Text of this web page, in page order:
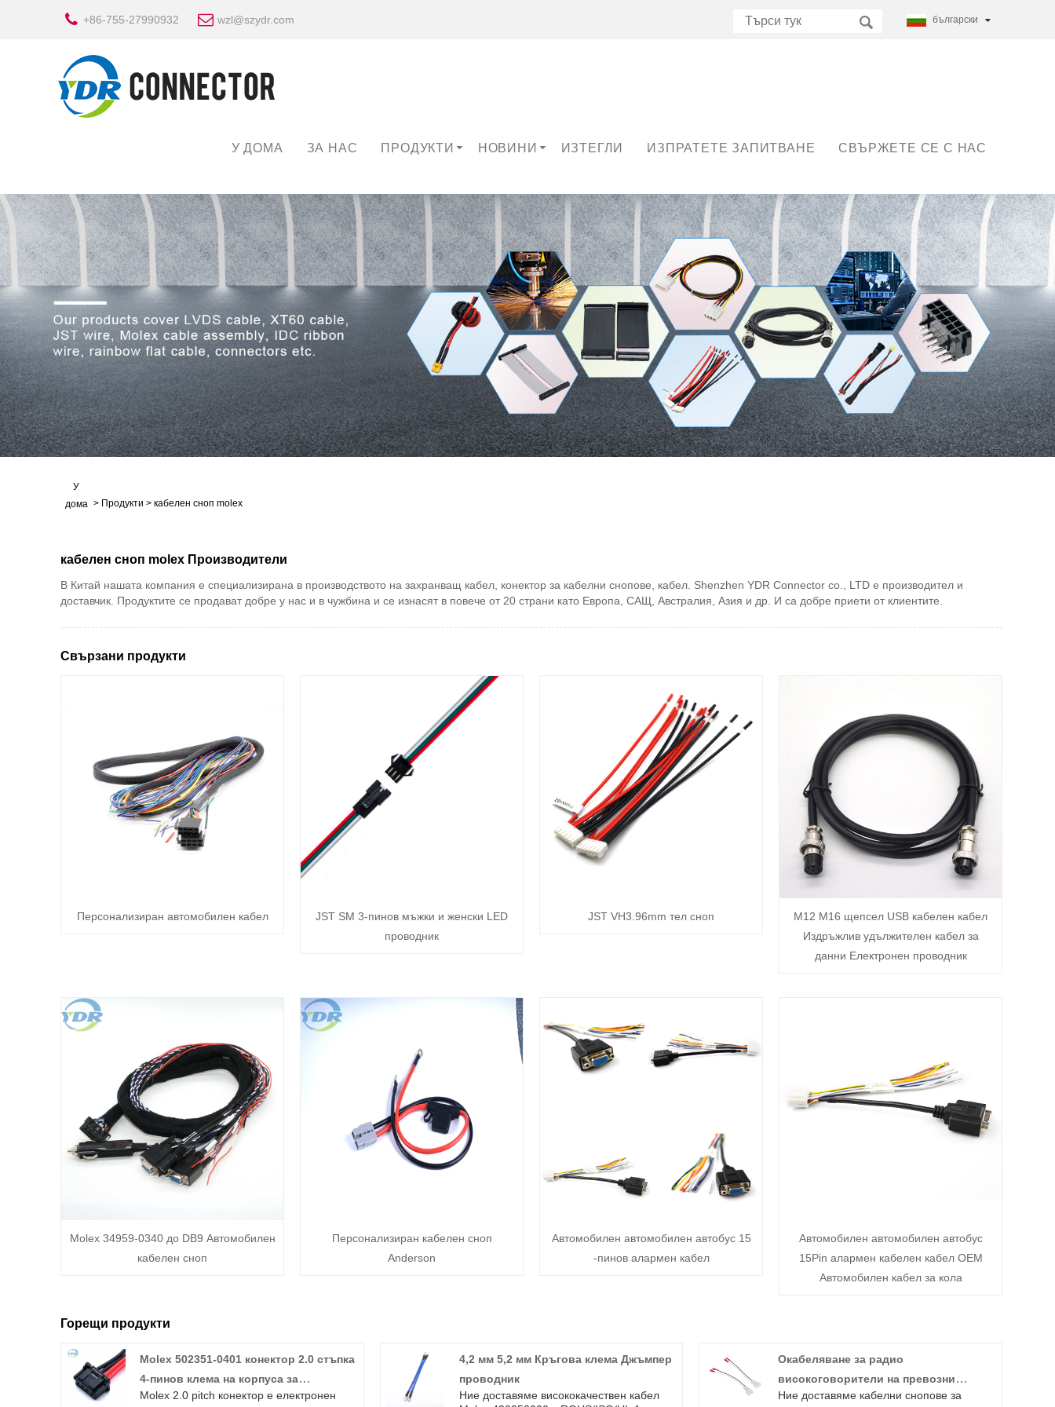
+86-755-27990932 wzl@szydr.com български
У ДОМА ЗА НАС ПРОДУКТИ НОВИНИ ИЗТЕГЛИ ИЗПРАТЕТЕ ЗАПИТВАНЕ СВЪРЖЕТЕ СЕ С НАС
У
дома > Продукти > кабелен сноп molex
кабелен сноп molex Производители
В Китай нашата компания е специализирана в производството на захранващ кабел, конектор за кабелни снопове, кабел. Shenzhen YDR Connector co., LTD е производител и
доставчик. Продуктите се продават добре у нас и в чужбина и се изнасят в повече от 20 страни като Европа, САЩ, Австралия, Азия и др. И са добре приети от клиентите.
Свързани продукти
Персонализиран автомобилен кабел
JST SM 3-пинов мъжки и женски LED
проводник
JST VH3.96mm тел сноп
M12 M16 щепсел USB кабелен кабел
Издръжлив удължителен кабел за
данни Електронен проводник
Molex 34959-0340 до DB9 Автомобилен
кабелен сноп
Персонализиран кабелен сноп
Anderson
Автомобилен автомобилен автобус 15
-пинов алармен кабел
Автомобилен автомобилен автобус
15Pin алармен кабелен кабел OEM
Автомобилен кабел за кола
Горещи продукти
Molex 502351-0401 конектор 2.0 стъпка
4-пинов клема на корпуса за
кримпване на кабела кабелен сноп
Molex 2.0 pitch конектор е електронен
4,2 мм 5,2 мм Кръгова клема Джъмпер
проводник
Ние доставяме висококачествен кабел
Окабеляване за радио
високоговорители на превозни
средства
Ние доставяме кабелни снопове за